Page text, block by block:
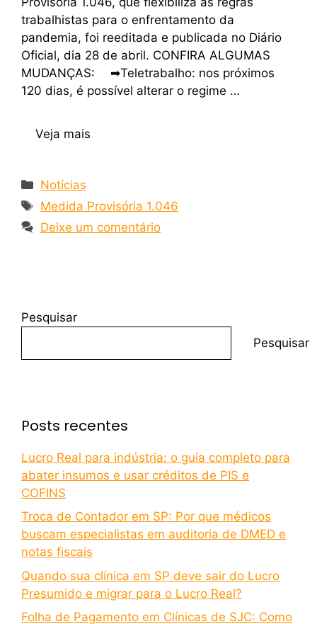
trabalhistas para o enfrentamento da
pandemia, foi reeditada e publicada no Diário
Oficial, dia 28 de abril. CONFIRA ALGUMAS
MUDANÇAS: ⠀ ➡Teletrabalho: nos próximos
120 dias, é possível alterar o regime …
Veja mais
Notícias
Medida Provisória 1.046
Deixe um comentário
Pesquisar
Pesquisar
Posts recentes
Lucro Real para indústria: o guia completo para
abater insumos e usar créditos de PIS e
COFINS
Troca de Contador em SP: Por que médicos
buscam especialistas em auditoria de DMED e
notas fiscais
Quando sua clínica em SP deve sair do Lucro
Presumido e migrar para o Lucro Real?
Folha de Pagamento em Clínicas de SJC: Como